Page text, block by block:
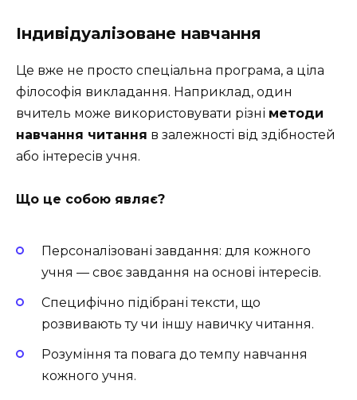
Індивідуалізоване навчання
Це вже не просто спеціальна програма, а ціла
філософія викладання. Наприклад, один
вчитель може використовувати різні методи
навчання читання в залежності від здібностей
або інтересів учня.
Що це собою являє?
Персоналізовані завдання: для кожного
учня — своє завдання на основі інтересів.
Специфічно підібрані тексти, що
розвивають ту чи іншу навичку читання.
Розуміння та повага до темпу навчання
кожного учня.